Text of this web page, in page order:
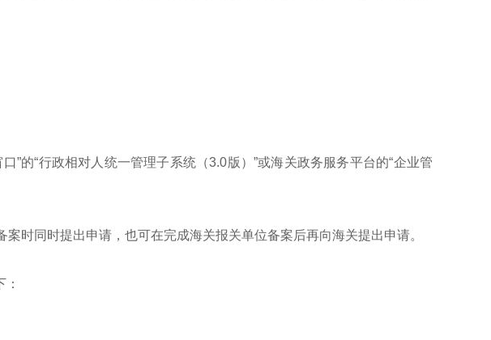
”的“行政相对人统一管理子系统（3.0版）”或海关政务服务平台的“企业管
时同时提出申请，也可在完成海关报关单位备案后再向海关提出申请。